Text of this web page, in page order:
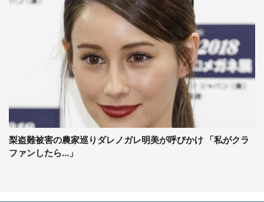
梨盗難被害の農家巡りダレノガレ明美が呼びかけ 「私がクラ
ファンしたら...」